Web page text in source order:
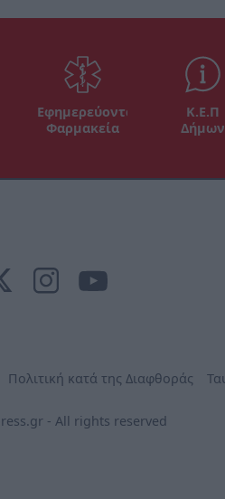
Εφημερεύοντα
Φαρμακεία
Κ.Ε.Π
Δήμων
Πολιτική κατά της Διαφθοράς
- All rights reserved